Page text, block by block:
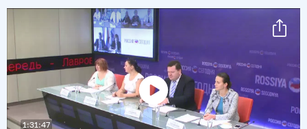
Воспроизвести
видео
1:31:47